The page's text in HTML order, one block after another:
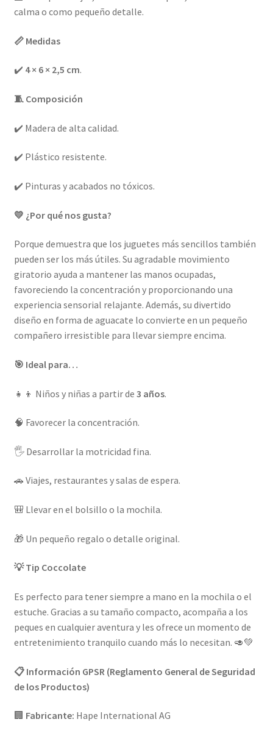
calma o como pequeño detalle.
📏 Medidas
✔️ 4 × 6 × 2,5 cm.
🧵 Composición
✔️ Madera de alta calidad.
✔️ Plástico resistente.
✔️ Pinturas y acabados no tóxicos.
💛 ¿Por qué nos gusta?
Porque demuestra que los juguetes más sencillos también
pueden ser los más útiles. Su agradable movimiento
giratorio ayuda a mantener las manos ocupadas,
favoreciendo la concentración y proporcionando una
experiencia sensorial relajante. Además, su divertido
diseño en forma de aguacate lo convierte en un pequeño
compañero irresistible para llevar siempre encima.
🎯 Ideal para…
👧👦 Niños y niñas a partir de 3 años.
🧠 Favorecer la concentración.
🖐️ Desarrollar la motricidad fina.
🚗 Viajes, restaurantes y salas de espera.
🎒 Llevar en el bolsillo o la mochila.
🎁 Un pequeño regalo o detalle original.
💡 Tip Coccolate
Es perfecto para tener siempre a mano en la mochila o el
estuche. Gracias a su tamaño compacto, acompaña a los
peques en cualquier aventura y les ofrece un momento de
entretenimiento tranquilo cuando más lo necesitan. 🥑💚
📋 Información GPSR (Reglamento General de Seguridad
de los Productos)
🏢 Fabricante: Hape International AG